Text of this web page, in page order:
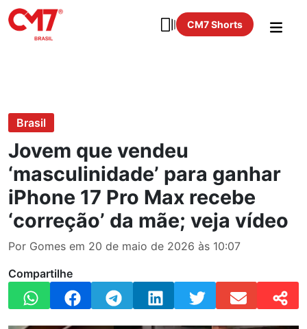
CM7 Shorts
Brasil
Jovem que vendeu
‘masculinidade’ para ganhar
iPhone 17 Pro Max recebe
‘correção’ da mãe; veja vídeo
Por Gomes em 20 de maio de 2026 às 10:07
Compartilhe